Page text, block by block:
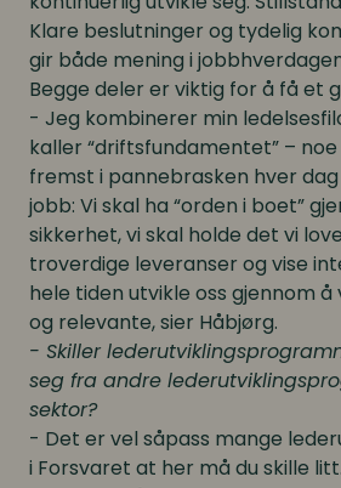
Klare beslutninger og tydelig
gir både mening i
Begge deler er viktig for å få et
- Jeg kombinerer min
kaller “driftsfundamentet” –
fremst i pannebrasken hver
jobb: Vi skal ha “orden i boet”
sikkerhet, vi skal holde det vi
troverdige leveranser og vise
hele tiden utvikle oss gjennom
og relevante, sier Håbjørg.
- Skiller
seg fra andre
sektor?
- Det er vel såpass mange
i Forsvaret at her må du skille